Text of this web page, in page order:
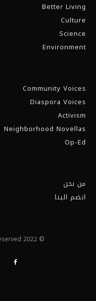
Better Living
Culture
Science
Environment
Community Voices
Diaspora Voices
Activism
Neighborhood Novellas
Op-Ed
من نحن
انضم الينا
© 2022 Beirut Today. All rights reserved.